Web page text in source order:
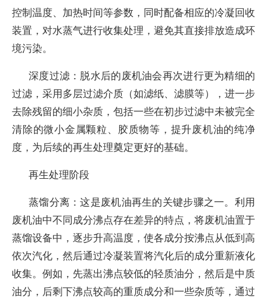
控制温度、加热时间等参数，同时配备相应的冷凝回收
装置，对水蒸气进行收集处理，避免其直接排放造成环
境污染。
深度过滤：脱水后的废机油会再次进行更为精细的
过滤，采用多层过滤介质（如滤纸、滤膜等），进一步
去除残留的细小杂质，包括一些在初步过滤中未被完全
清除的微小金属颗粒、胶质物等，提升废机油的纯净
度，为后续的再生处理奠定更好的基础。
再生处理阶段
蒸馏分离：这是废机油再生的关键步骤之一。利用
废机油中不同成分沸点存在差异的特点，将废机油置于
蒸馏设备中，逐步升高温度，使各成分按沸点从低到高
依次汽化，然后通过冷凝装置将汽化后的成分重新液化
收集。例如，先蒸出沸点较低的轻质油分，然后是中质
油分，后剩下沸点较高的重质成分和一些杂质等，通过